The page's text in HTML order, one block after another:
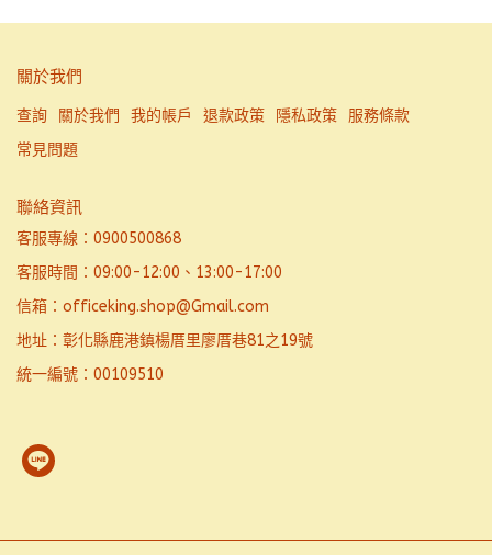
關於我們
查詢 關於我們 我的帳戶 退款政策 隱私政策
服務條款
常見問題
聯絡資訊
客服專線：0900500868
客服時間：09:00-12:00、13:00-17:00
信箱：officeking.shop@Gmail.com
地址：彰化縣鹿港鎮楊厝里廖厝巷81之19號
統一編號：00109510